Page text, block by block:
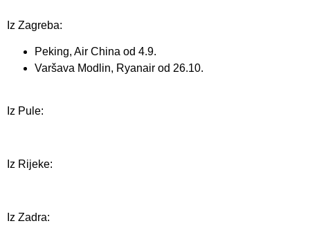
Iz Zagreba:
Peking, Air China od 4.9.
Varšava Modlin, Ryanair od 26.10.
Iz Pule:
Iz Rijeke:
Iz Zadra: